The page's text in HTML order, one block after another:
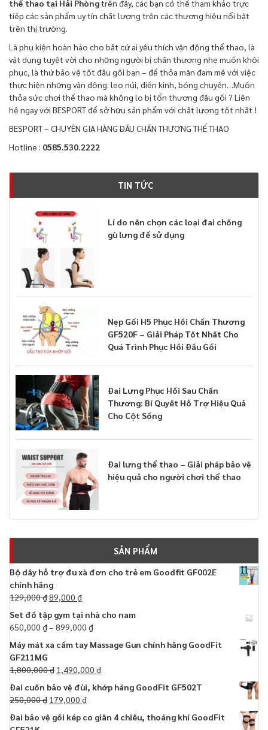
thể thao tại Hải Phòngtrên đây, các bạn có thể tham khảo trực
tiếp các sản phẩm uy tín chất lượng trên các thương hiệu nổi bật
trên thị trường.
Là phụ kiện hoàn hảo cho bất cứ ai yêu thích vận động thể thao, là
vật dụng tuyệt vời cho những người bị chấn thương nhẹ muốn khôi
phục, là thứ bảo vệ tốt đầu gối bạn – để thỏa mãn đam mê với việc
thực hiện những vận động: leo núi, điền kinh, bóng chuyền…Muốn
thỏa sức chơi thể thao mà không lo bị tổn thương đầu gối ? Liên
hệ ngay với BESPORT để sở hữu sản phẩm với chất lượng tốt nhất !
BESPORT – CHUYÊN GIA HÀNG ĐẦU CHẤN THƯƠNG THỂ THAO
Hotline : 0585.530.2222
TIN TỨC
Lí do nên chọn các loại đai chống
gù lưng để sử dụng
Nẹp Gối H5 Phục Hồi Chấn Thương
GF520F – Giải Pháp Tốt Nhất Cho
Quá Trình Phục Hồi Đầu Gối
Đai Lưng Phục Hồi Sau Chấn
Thương: Bí Quyết Hỗ Trợ Hiệu Quả
Cho Cột Sống
Đai lưng thể thao – Giải pháp bảo vệ
hiệu quả cho người chơi thể thao
SẢN PHẨM
Bộ dây hỗ trợ đu xà đơn cho trẻ em Goodfit GF002E
chính hãng
129,000₫89,000 ₫
Set đồ tập gym tại nhà cho nam
650,000 ₫– 899,000 ₫
Máy mát xa cầm tay Massage Gun chính hãng GoodFit
GF211MG
1,800,000₫ 1,490,000 ₫
Đai cuốn bảo vệ đùi, khớp háng GoodFit GF502T
250,000₫ 179,000 ₫
Đai bảo vệ gối kép co giãn 4 chiều, thoáng khí GoodFit